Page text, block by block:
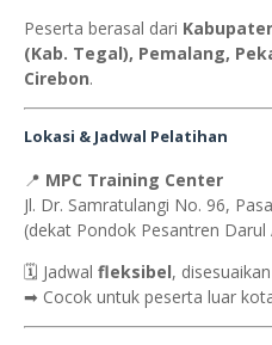
Peserta berasal dari
(Kab. Tegal), Pemalang,
Cirebon.
Lokasi & Jadwal Pelatihan
📍 MPC Training Center
Jl. Dr. Samratulangi No. 96,
(dekat Pondok Pesantren Darul
🗓 Jadwal fleksibel,
➡ Cocok untuk peserta luar